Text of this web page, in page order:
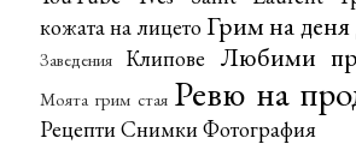
кожата на лицетоГрим на деня
Заведения Клипове Любими
Моята грим стая Ревю на
РецептиСнимкиФотография